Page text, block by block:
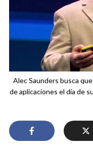
Alec Saunders busca
de aplicaciones el día de